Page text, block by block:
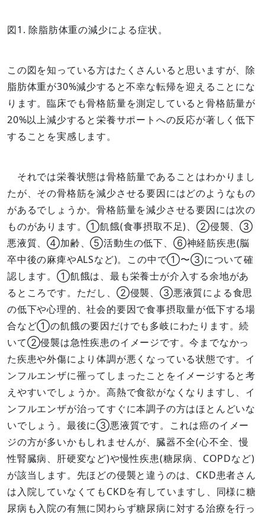
図1. 除脂肪体重の減少による症状。
この図を知っている方はたくさんいると思いますが、除
脂肪体重が30%減少すると不幸な転帰を迎えることにな
ります。臨床でも骨格筋量を測定していると骨格筋量が
20%以上減少すると栄養サポートへの反応が著しく低下
することを実感します。
それでは栄養状態は骨格筋量であることはわかりまし
たが、その骨格筋を減少させる要因にはどのようなもの
があるでしょうか。骨格筋量を減少させる要因には次の
ものがあります。①飢餓(食事摂取不足)、②侵襲、③
悪液質、④加齢、⑤活動生の低下、⑥神経筋疾患(脳
卒中後の麻痺やALSなど)。この中で①〜③について確
認します。①飢餓は、最も栄養士が介入する余地があ
るところです。ただし、②侵襲、③悪液質による食思
の低下や心理的、社会的要因で食事摂取量が低下する場
合など①の飢餓の要因だけでも多岐にわたります。続
いて②侵襲は急性疾患のイメージです。今までなかっ
た疾患や外傷により体調が悪くなっている状態です。イ
ンフルエンザに罹ってしまったことをイメージすると考
えやすいでしょうか。高熱で食欲がなくなりますし、イ
ンフルエンザが治ってすぐに本調子の方はほとんどいな
いでしょう。最後に③悪液質です。これは癌のイメー
ジの方が多いかもしれませんが、臓器不全(心不全、慢
性腎臓病、肝硬変など)や慢性疾患(糖尿病、COPDなど)
が該当します。先ほどの侵襲と違うのは、CKD患者さん
は入院していなくてもCKDを有していますし、同様に糖
尿病も入院の有無に関わらず糖尿病に対する治療を行っ